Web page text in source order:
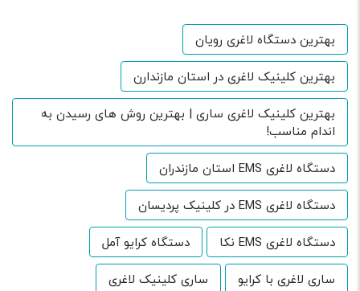
بهترین دستگاه لاغری رویان
بهترین کلینیک لاغری در استان مازندارن
بهترین کلینیک لاغری ساری | بهترین روش های رسیدن به
اندام مناسب!
دستگاه لاغری EMS استان مازندران
دستگاه لاغری EMS در کلینیک پردیسان
دستگاه لاغری EMS نکا
دستگاه کرایو آمل
ساری لاغری با کرایو
ساری کلینیک لاغری